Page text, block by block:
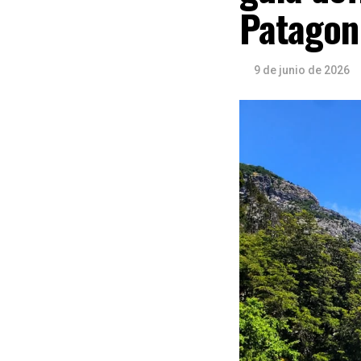
9 de junio de 2026